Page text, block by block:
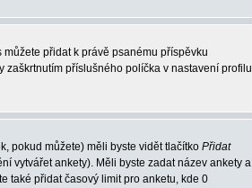
můžete přidat k právě psanému příspěvku
zaškrtnutím příslušného políčka v nastavení profilu
pokud můžete) měli byste vidět tlačítko Přidat
vytvářet ankety). Měli byste zadat název ankety a
také přidat časový limit pro anketu, kde 0